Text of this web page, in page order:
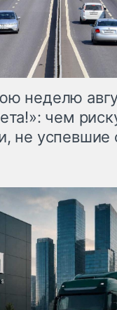
неделю
чем
не успевшие